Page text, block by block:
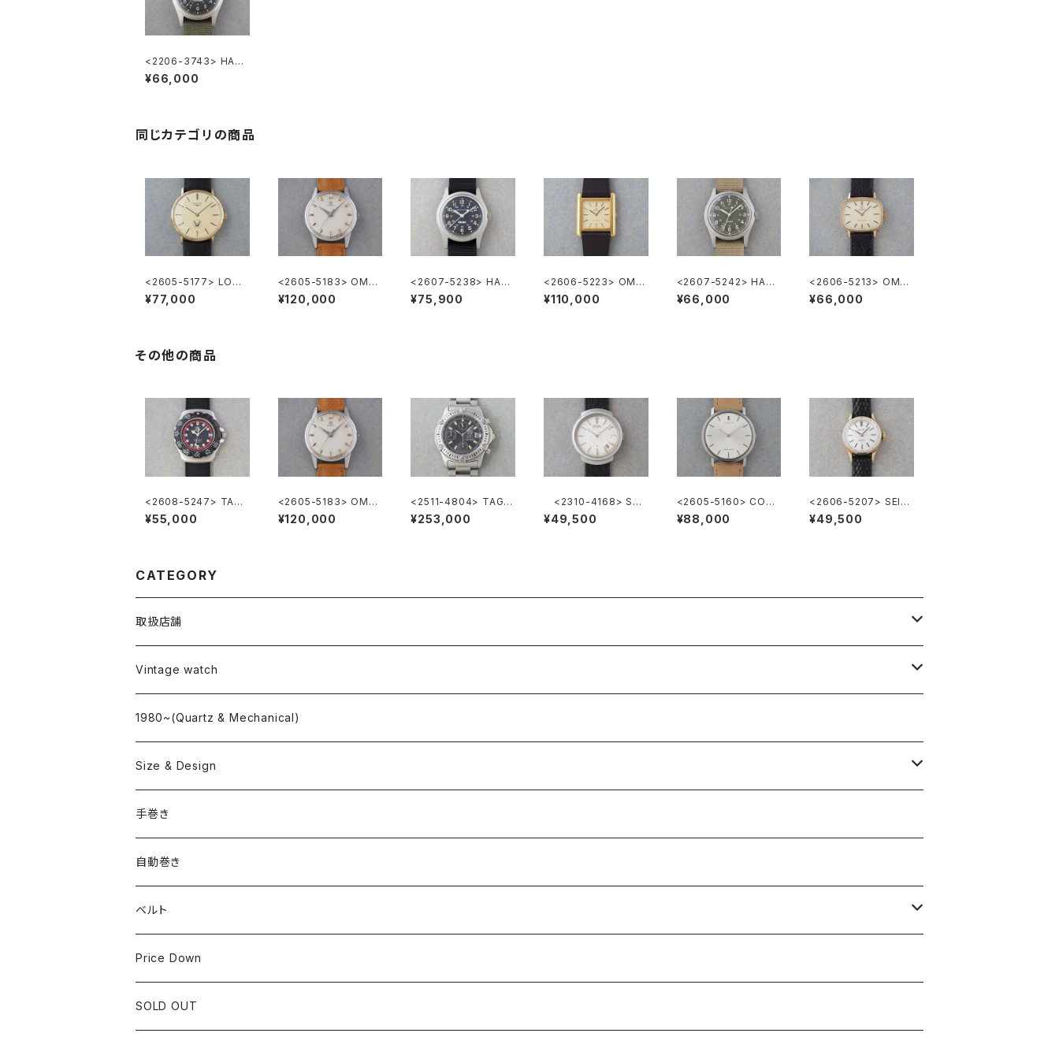
<2206-3743> HAMI
LTON Khaki
¥66,000
同じカテゴリの商品
<2605-5177> LONG
INES ”大正製薬”
¥77,000
<2605-5183> OME
GA ”Cal.285"
¥120,000
<2607-5238> HAMI
LTON Khaki
¥75,900
<2606-5223> OME
GA DE VILLE
¥110,000
<2607-5242> HAMI
LTON Khaki Nature
¥66,000
<2606-5213> OME
GA Geneve
¥66,000
その他の商品
<2608-5247> TAG
HEUER FORMULA1
¥55,000
<2605-5183> OME
GA ”Cal.285"
¥120,000
<2511-4804> TAG H
EUER Super 2000 C
hronograph
¥253,000
<2310-4168> SEI
KO Ref.2419-0010
¥49,500
<2605-5160> CORU
M Automatic
¥88,000
<2606-5207> SEIK
O Special
¥49,500
CATEGORY
取扱店舗
L o'clock
"delve"
Vintage watch
海外ブランド
OMEGA
ROLEX
国産ブランド
SEIKO
CITIZEN
1980~(Quartz & Mechanical)
Size & Design
~24.9mm
25mm~29.9mm
30mm~34.9mm
35mm~39.9mm
40mm~
手巻き
自動巻き
ベルト
HIRSCHベルト
SSブレスレット
Price Down
SOLD OUT